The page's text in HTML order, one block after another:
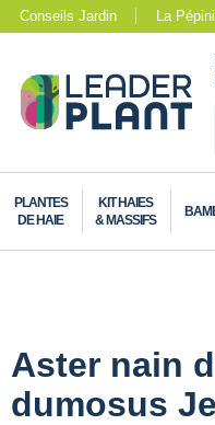
Conseils Jardin La
PLANTES
DE HAIE
KIT HAIES
& MASSIFS
Aster nain
dumosus